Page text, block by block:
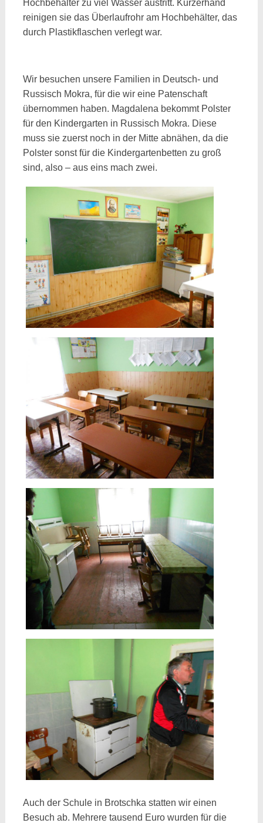
Hochbehälter zu viel Wasser austritt. Kurzerhand
reinigen sie das Überlaufrohr am Hochbehälter, das
durch Plastikflaschen verlegt war.
Wir besuchen unsere Familien in Deutsch- und
Russisch Mokra, für die wir eine Patenschaft
übernommen haben. Magdalena bekommt Polster
für den Kindergarten in Russisch Mokra. Diese
muss sie zuerst noch in der Mitte abnähen, da die
Polster sonst für die Kindergartenbetten zu groß
sind, also – aus eins mach zwei.
Auch der Schule in Brotschka statten wir einen
Besuch ab. Mehrere tausend Euro wurden für die